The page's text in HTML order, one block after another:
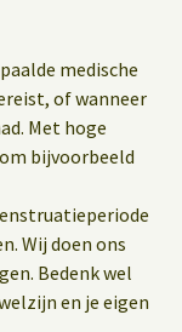
medische
of wanneer
Met hoge
bijvoorbeeld
Wij doen ons
Bedenk wel
en je eigen